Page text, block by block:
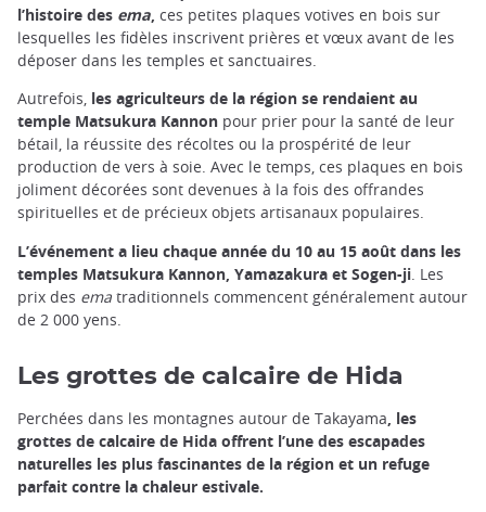
l’histoire des ema, ces petites plaques votives en bois sur
lesquelles les fidèles inscrivent prières et vœux avant de les
déposer dans les temples et sanctuaires.
Autrefois, les agriculteurs de la région se rendaient au
temple Matsukura Kannon pour prier pour la santé de leur
bétail, la réussite des récoltes ou la prospérité de leur
production de vers à soie. Avec le temps, ces plaques en bois
joliment décorées sont devenues à la fois des offrandes
spirituelles et de précieux objets artisanaux populaires.
L’événement a lieu chaque année du 10 au 15 août dans les
temples Matsukura Kannon, Yamazakura et Sogen-ji . Les
prix des ema traditionnels commencent généralement autour
de 2 000 yens.
Les grottes de calcaire de Hida
Perchées dans les montagnes autour de Takayama , les
grottes de calcaire de Hida offrent l’une des escapades
naturelles les plus fascinantes de la région et un refuge
parfait contre la chaleur estivale.